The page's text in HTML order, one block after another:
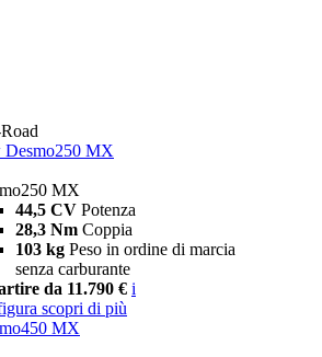
Desmo250 MX
MX
44,5 CV Potenza
28,3 Nm Coppia
103 kg Peso in ordine di marcia
senza carburante
da 11.790 € i
scopri di più
MX